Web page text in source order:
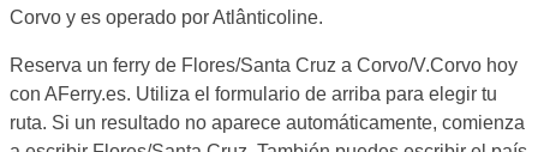
Corvo y es operado por Atlânticoline.
Reserva un ferry de Flores/Santa Cruz a Corvo/V.Corvo hoy
con AFerry.es. Utiliza el formulario de arriba para elegir tu
ruta. Si un resultado no aparece automáticamente, comienza